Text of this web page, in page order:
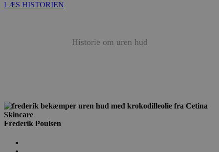
LÆS HISTORIEN
Historie om uren hud
Frederik Poulsen